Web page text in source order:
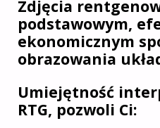
Zdjęcia
podstawowym,
ekonomicznym
obrazowania
Umiejętność
RTG, pozwoli Ci: